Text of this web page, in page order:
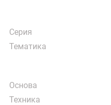
Серия
Тематика
Основа
Техника